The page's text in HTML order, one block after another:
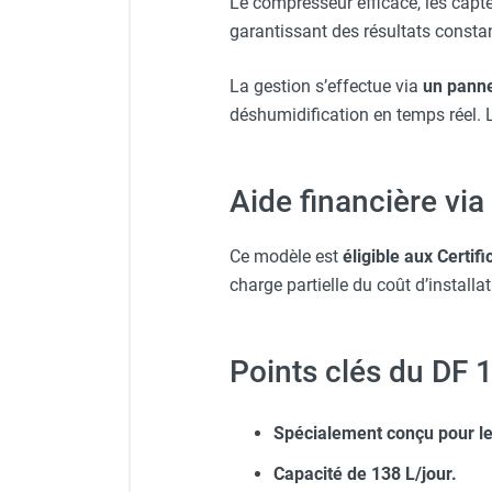
Chauffage FARM au gaz
Chauffage d'atelier granulés / bois /
Aérotherme électrique
Aérotherme au gaz
Aérotherme au fioul
Aérotherme pompe à chaleur
Chauffage électrique soufflant
Chauffage haute température pour
étuvage industriel ou destruction
garantissant des résultats
La gestion s’effectue via un
déshumidification en temps réel.
Aide financière
Ce modèle est éligible aux
charge partielle du coût
Points clés du DF
Spécialement conçu pour
Capacité de 138 L/jour.